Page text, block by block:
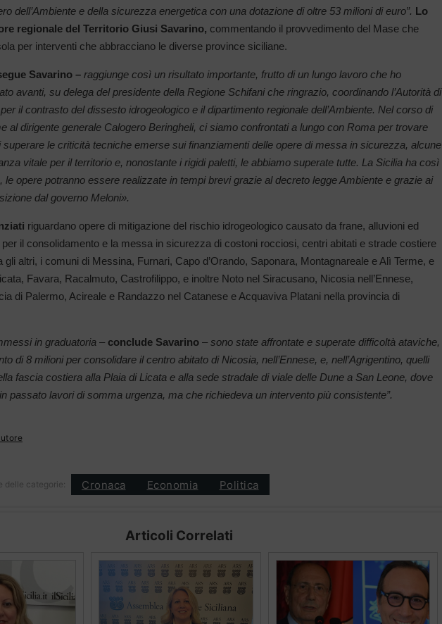
dell’Ambiente e della sicurezza energetica con una dotazione di oltre 53 milioni di euro”. Lo
regionale del Territorio Giusi Savarino, commentando il provvedimento del Mase che
per interventi che abbracciano le diverse province siciliane.
Savarino – raggiunge così un risultato importante, frutto di un lungo lavoro che ho
avanti, su delega del presidente della Regione Schifani che ringrazio, coordinando l’Autorità di
il contrasto del dissesto idrogeologico e il dipartimento regionale dell’Ambiente. Nel corso di
al dirigente generale Calogero Beringheli, ci siamo confrontati a lungo con Roma per trovare
superare le criticità tecniche emerse sui finanziamenti delle opere di messa in sicurezza, alcune
vitale per il territorio e, nonostante i rigidi paletti, le abbiamo superate tutte. La Sicilia ha così
le opere potranno essere realizzate in tempi brevi grazie al decreto legge Ambiente e grazie ai
dal governo Meloni».
riguardano opere di mitigazione del rischio idrogeologico causato da frane, alluvioni ed
il consolidamento e la messa in sicurezza di costoni rocciosi, centri abitati e strade costiere
gli altri, i comuni di Messina, Furnari, Capo d’Orando, Saponara, Montagnareale e Alì Terme, e
Favara, Racalmuto, Castrofilippo, e inoltre Noto nel Siracusano, Nicosia nell’Ennese,
di Palermo, Acireale e Randazzo nel Catanese e Acquaviva Platani nella provincia di
in graduatoria – conclude Savarino – sono state affrontate e superate difficoltà ataviche,
di 8 milioni per consolidare il centro abitato di Nicosia, nell’Ennese, e, nell’Agrigentino, quelli
fascia costiera alla Plaia di Licata e alla sede stradale di viale delle Dune a San Leone, dove
passato lavori di somma urgenza, ma che richiedeva un intervento più consistente”.
delle categorie: Cronaca Economia Politica
Articoli Correlati